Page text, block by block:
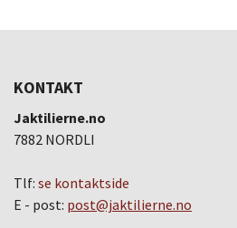
KONTAKT
Jaktilierne.no
7882 NORDLI
Tlf: se kontaktside
E - post: post@jaktilierne.no